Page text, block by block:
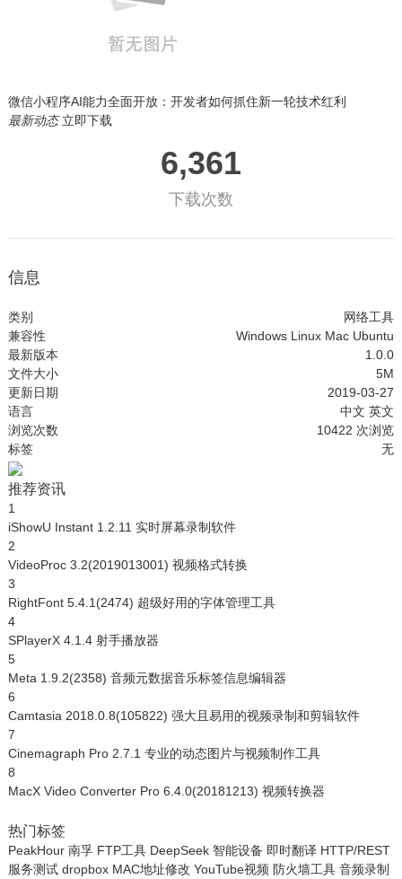
微信小程序AI能力全面开放：开发者如何抓住新一轮技术红利
最新动态 立即下载
6,361
下载次数
信息
类别
网络工具
兼容性
Windows Linux Mac Ubuntu
最新版本
1.0.0
文件大小
5M
更新日期
2019-03-27
语言
中文 英文
浏览次数
10422 次浏览
标签
无
推荐资讯
1
iShowU Instant 1.2.11 实时屏幕录制软件
2
VideoProc 3.2(2019013001) 视频格式转换
3
RightFont 5.4.1(2474) 超级好用的字体管理工具
4
SPlayerX 4.1.4 射手播放器
5
Meta 1.9.2(2358) 音频元数据音乐标签信息编辑器
6
Camtasia 2018.0.8(105822) 强大且易用的视频录制和剪辑软件
7
Cinemagraph Pro 2.7.1 专业的动态图片与视频制作工具
8
MacX Video Converter Pro 6.4.0(20181213) 视频转换器
热门标签
PeakHour 南孚 FTP工具 DeepSeek 智能设备 即时翻译 HTTP/REST
服务测试 dropbox MAC地址修改 YouTube视频 防火墙工具 音频录制